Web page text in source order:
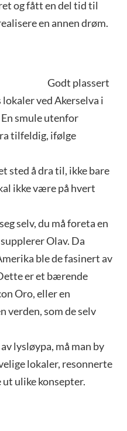
og fått en del tid til
en annen drøm.
Godt plassert
ved Akerselva i
smule utenfor
tilfeldig, ifølge
sted å dra til, ikke bare
ikke være på hvert
selv, du må foreta en
Olav. Da
ble de fasinert av
er et bærende
Oro, eller en
verden, som de selv
lysløypa, må man by
lokaler, resonnerte
ulike konsepter.